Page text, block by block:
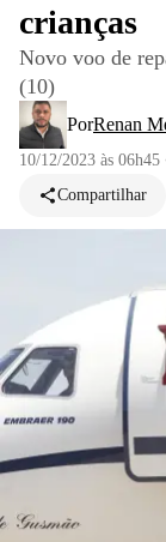
crianças
Novo voo de
(10)
PorRenan
10/12/2023 às 06h45
Compartilhar